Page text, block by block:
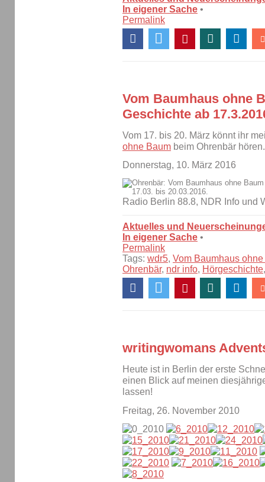
In eigener Sache •
Permalink
Vom Baumhaus ohne
Geschichte ab
Vom 17. bis 20. März könnt ihr
ohne Baum beim Ohrenbär
Donnerstag, 10. März 2016
Radio Berlin 88.8, NDR Info und
Aktuelles und
In eigener Sache •
Permalink
Tags: wdr5, Vom Baumhaus
Ohrenbär, ndr info, Hörgeschichte
writingwomans
Heute ist in Berlin der erste
einen Blick auf meinen
lassen!
Freitag, 26. November 2010